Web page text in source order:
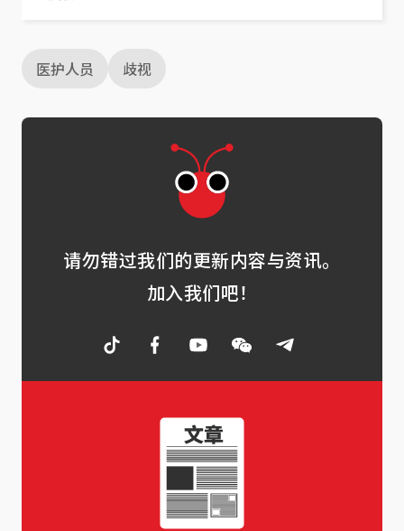
医护人员 歧视
请勿错过我们的更新内容与资讯。
加入我们吧！